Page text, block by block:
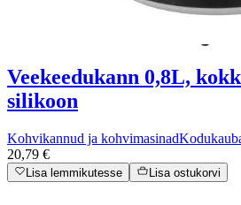
Veekeedukann 0,8L,
silikoon
Kohvikannud ja kohvimasinad
20,79 €
Lisa lemmikutesse Lisa ostukorvi